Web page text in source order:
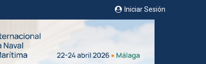
Iniciar Sesión